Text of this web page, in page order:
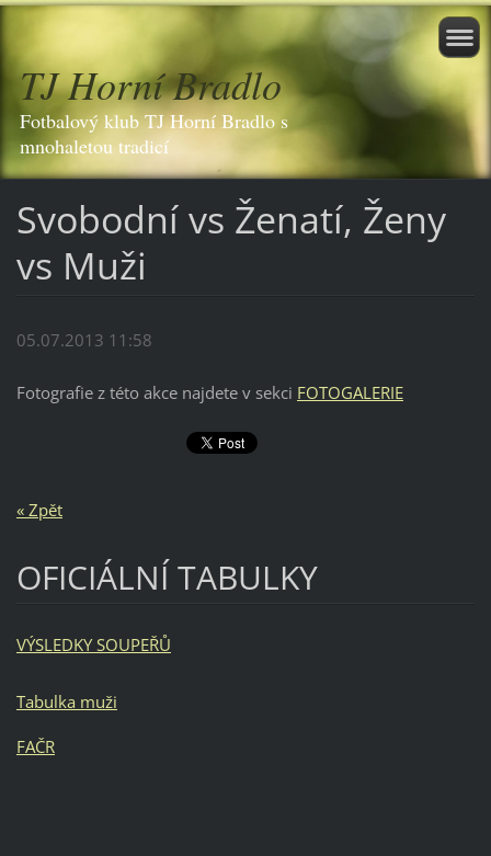
TJ Horní Bradlo
Fotbalový klub TJ Horní Bradlo s
mnohaletou tradicí
Svobodní vs Ženatí, Ženy
vs Muži
05.07.2013 11:58
Fotografie z této akce najdete v sekci FOTOGALERIE
« Zpět
OFICIÁLNÍ TABULKY
VÝSLEDKY SOUPEŘŮ
Tabulka muži
FAČR